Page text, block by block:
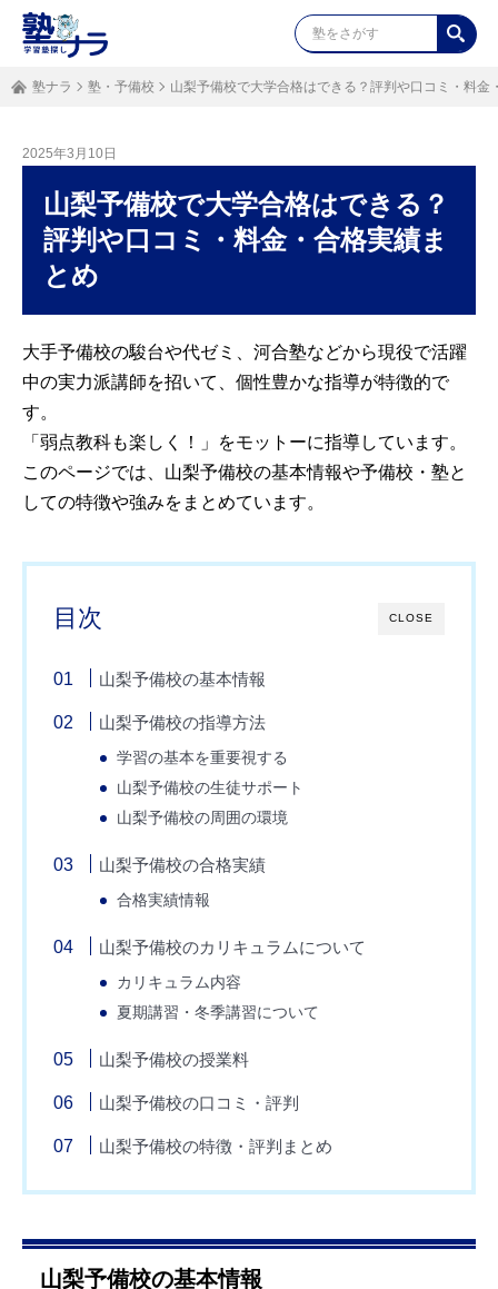
塾ナラ 塾・予備校 山梨予備校で大学合格はできる？評判や口コミ・料金
2025年3月10日
山梨予備校で大学合格はできる？
評判や口コミ・料金・合格実績ま
とめ
大手予備校の駿台や代ゼミ、河合塾などから現役で活躍
中の実力派講師を招いて、個性豊かな指導が特徴的で
す。
「弱点教科も楽しく！」をモットーに指導しています。
このページでは、山梨予備校の基本情報や予備校・塾と
しての特徴や強みをまとめています。
CLOSE
目次
山梨予備校の基本情報
山梨予備校の指導方法
学習の基本を重要視する
山梨予備校の生徒サポート
山梨予備校の周囲の環境
山梨予備校の合格実績
合格実績情報
山梨予備校のカリキュラムについて
カリキュラム内容
夏期講習・冬季講習について
山梨予備校の授業料
山梨予備校の口コミ・評判
山梨予備校の特徴・評判まとめ
山梨予備校の基本情報